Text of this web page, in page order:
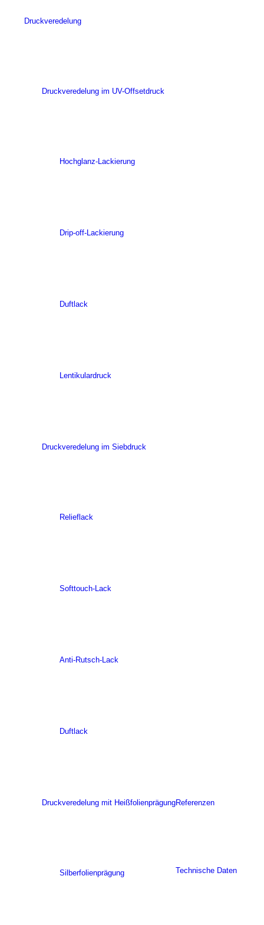
Druckveredelung
Druckveredelung im UV-Offsetdruck
Hochglanz-Lackierung
Drip-off-Lackierung
Duftlack
Lentikulardruck
Druckveredelung im Siebdruck
Relieflack
Softtouch-Lack
Anti-Rutsch-Lack
Duftlack
Druckveredelung mit Heißfolienprägung
Silberfolienprägung
Referenzen
Technische Daten